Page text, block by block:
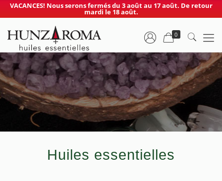
VACANCES! Nous serons fermés du 3 août au 17 août. De retour
mardi le 18 août.
0
Huiles essentielles